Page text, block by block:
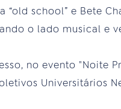
school” e Bete
o lado musical e
no evento "Noite
Universitários